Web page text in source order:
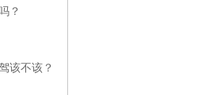
？
该不该？